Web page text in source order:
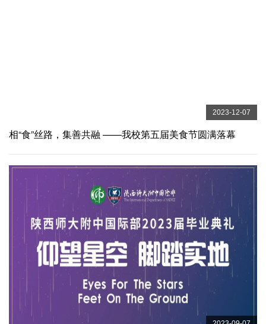
2023-12-07
相“食”丝路，集善共融 ——我校第五届美食节圆满落幕